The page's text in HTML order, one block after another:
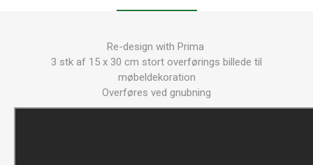
Re-design with Prima
3 stk af 15 x 30 cm stort overførings billede til
møbeldekoration
Overføres ved gnubning